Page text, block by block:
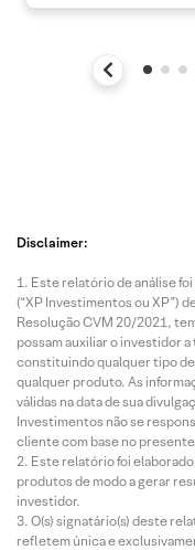
Disclaimer:
Este relatório de análise
(“XP Investimentos ou XP”)
Resolução CVM 20/2021,
possam auxiliar o investidor
constituindo qualquer tipo
qualquer produto. As
válidas na data de sua
Investimentos não se
cliente com base no
Este relatório foi
produtos de modo a gerar
investidor.
O(s) signatário(s) deste
refletem única e